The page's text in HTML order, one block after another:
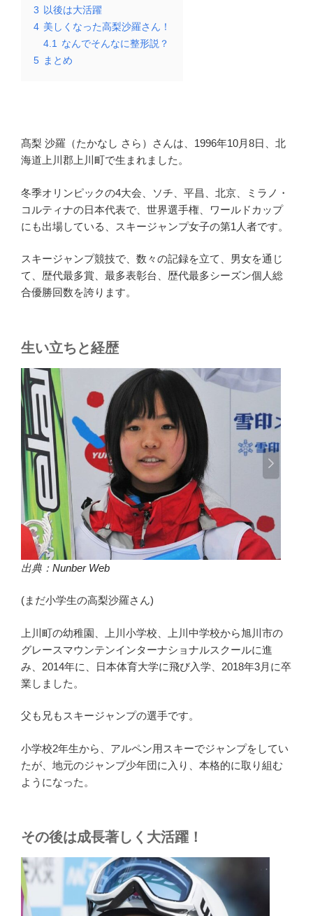
3 以後は大活躍
4 美しくなった高梨沙羅さん！
4.1 なんでそんなに整形説？
5 まとめ
髙梨 沙羅（たかなし さら）さんは、1996年10月8日、北
海道上川郡上川町で生まれました。
冬季オリンピックの4大会、ソチ、平昌、北京、ミラノ・
コルティナの日本代表で、世界選手権、ワールドカップ
にも出場している、スキージャンプ女子の第1人者です。
スキージャンプ競技で、数々の記録を立て、男女を通じ
て、歴代最多賞、最多表彰台、歴代最多シーズン個人総
合優勝回数を誇ります。
生い立ちと経歴
出典： Nunber Web
(まだ小学生の高梨沙羅さん)
上川町の幼稚園、上川小学校、上川中学校から旭川市の
グレースマウンテンインターナショナルスクールに進
み、2014年に、日本体育大学に飛び入学、2018年3月に卒
業しました。
父も兄もスキージャンプの選手です。
小学校2年生から、アルペン用スキーでジャンプをしてい
たが、地元のジャンプ少年団に入り、本格的に取り組む
ようになった。
その後は成長著しく大活躍！